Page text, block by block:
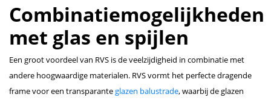
Combinatiemogelijkheden
met glas en spijlen
Een groot voordeel van RVS is de veelzijdigheid in combinatie met
andere hoogwaardige materialen. RVS vormt het perfecte dragende
frame voor een transparanteglazen balustrade, waarbij de glazen